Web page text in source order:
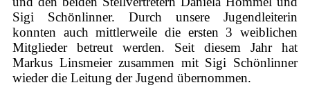
Sigi Schönlinner. Durch unsere Jugendleiterin
konnten auch mittlerweile die ersten 3 weiblichen
Mitglieder betreut werden. Seit diesem Jahr hat
Markus Linsmeier zusammen mit Sigi Schönlinner
wieder die Leitung der Jugend übernommen.